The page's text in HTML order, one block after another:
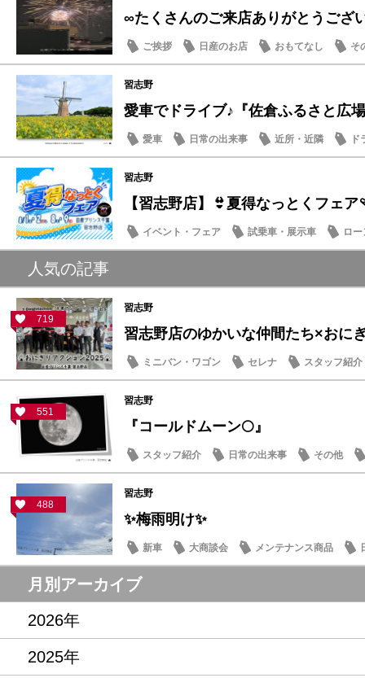
∞たくさんのご来店ありがとうござ
ご挨拶 日産のお店 おもてなし そ
習志野
愛車でドライブ♪『佐倉ふるさと広
愛車 日常の出来事 近所・近隣
習志野
【習志野店】👙夏得なっとくフェ
イベント・フェア 試乗車・展示車
ロー
日産のお店
人気の記事
719
習志野
習志野店のゆかいな仲間たち×おに
ミニバン・ワゴン セレナ スタッフ紹介
551
習志野
『コールドムーン🌕』
スタッフ紹介 日常の出来事 その他
488
習志野
✨梅雨明け✨
新車 大商談会 メンテナンス商品
月別アーカイブ
2026年
2025年